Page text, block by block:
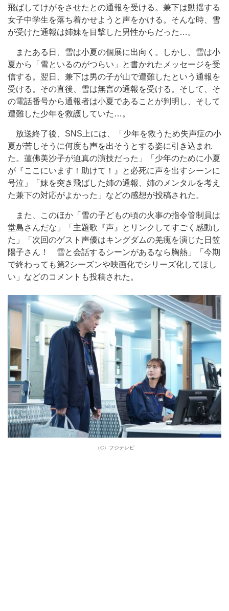
飛ばしてけがをさせたとの通報を受ける。兼下は動揺する
女子中学生を落ち着かせようと声をかける。そんな時、雪
が受けた通報は姉妹を目撃した男性からだった…。
またある日、雪は小夏の個展に出向く。しかし、雪は小
夏から「雪といるのがつらい」と書かれたメッセージを受
信する。翌日、兼下は男の子が山で遭難したという通報を
受ける。その直後、雪は無言の通報を受ける。そして、そ
の電話番号から通報者は小夏であることが判明し、そして
遭難した少年を救護していた…。
放送終了後、SNS上には、「少年を救うため失声症の小
夏が苦しそうに何度も声を出そうとする姿に引き込まれ
た。蓮佛美沙子が迫真の演技だった」「少年のために小夏
が『ここにいます！助けて！』と必死に声を出すシーンに
号泣」「妹を突き飛ばした姉の通報、姉のメンタルを考え
た兼下の対応がよかった」などの感想が投稿された。
また、このほか「雪の子どもの頃の火事の指令管制員は
堂島さんだな」「主題歌『声』とリンクしてすごく感動し
た」「次回のゲスト声優はキングダムの羌瘣を演じた日笠
陽子さん！ 雪と会話するシーンがあるなら胸熱」「今期
で終わっても第2シーズンや映画化でシリーズ化してほし
い」などのコメントも投稿された。
（C）フジテレビ